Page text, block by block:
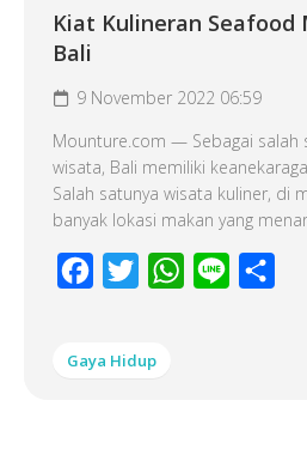
Kiat Kulineran Seafood
Bali
9 November 2022 06:59
Mounture.com — Sebagai salah
wisata, Bali memiliki
Salah satunya wisata kuliner, di
banyak lokasi makan yang
Facebook
Twitter WhatsApp
Line
Gaya Hidup